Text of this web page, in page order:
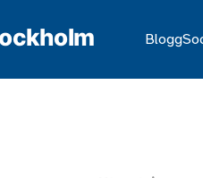
Blogg